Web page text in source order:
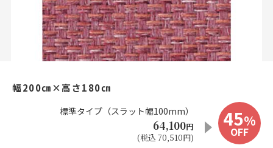
お見積り来店予約はこちら
法人のお客様へ
幅200㎝×高さ180㎝
標準タイプ（スラット幅100mm）
64,100円
(税込 70,510円)
45%
OFF